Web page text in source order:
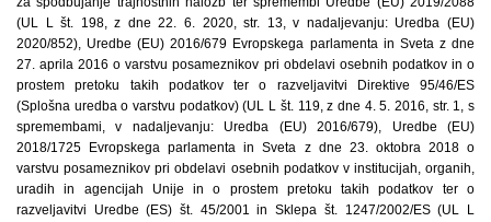
(UL L št. 198, z dne 22. 6. 2020, str. 13, v nadaljevanju: Uredba (EU)
2020/852), Uredbe (EU) 2016/679 Evropskega parlamenta in Sveta z dne
27. aprila 2016 o varstvu posameznikov pri obdelavi osebnih podatkov in o
prostem pretoku takih podatkov ter o razveljavitvi Direktive 95/46/ES
(Splošna uredba o varstvu podatkov) (UL L št. 119, z dne 4. 5. 2016, str. 1, s
spremembami, v nadaljevanju: Uredba (EU) 2016/679), Uredbe (EU)
2018/1725 Evropskega parlamenta in Sveta z dne 23. oktobra 2018 o
varstvu posameznikov pri obdelavi osebnih podatkov v institucijah, organih,
uradih in agencijah Unije in o prostem pretoku takih podatkov ter o
razveljavitvi Uredbe (ES) št. 45/2001 in Sklepa št. 1247/2002/ES (UL L